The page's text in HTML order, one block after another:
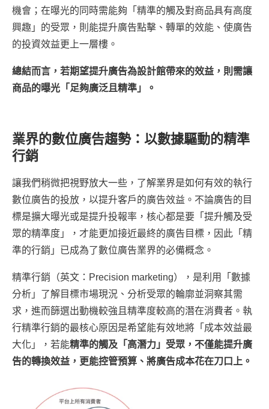
機會；在曝光的同時需能夠「精準的觸及對商品具有高度
興趣」的受眾，則能提升廣告點擊、轉單的效能、使廣告
的投資效益更上一層樓。
總結而言，若期望提升廣告為設計館帶來的效益，則需讓
商品的曝光「足夠廣泛且精準」。
業界的數位廣告趨勢：以數據驅動的精準
行銷
讓我們稍微把視野放大一些，了解業界是如何有效的執行
數位廣告的投放，以提升客戶的廣告效益。不論廣告的目
標是擴大曝光或是提升投報率，核心都是要「提升觸及受
眾的精準度」，才能更加接近最終的廣告目標，因此「精
準的行銷」已成為了數位廣告業界的必備概念。
精準行銷（英文：Precision marketing），是利用「數據
分析」了解目標市場現況、分析受眾的輪廓並洞察其需
求，進而篩選出動機較強且精準度較高的潛在消費者。執
行精準行銷的最核心原因是希望能有效地將「成本效益最
大化」，若能精準的觸及「高潛力」受眾，不僅能提升廣
告的轉換效益，更能控管預算、將廣告成本花在刀口上。